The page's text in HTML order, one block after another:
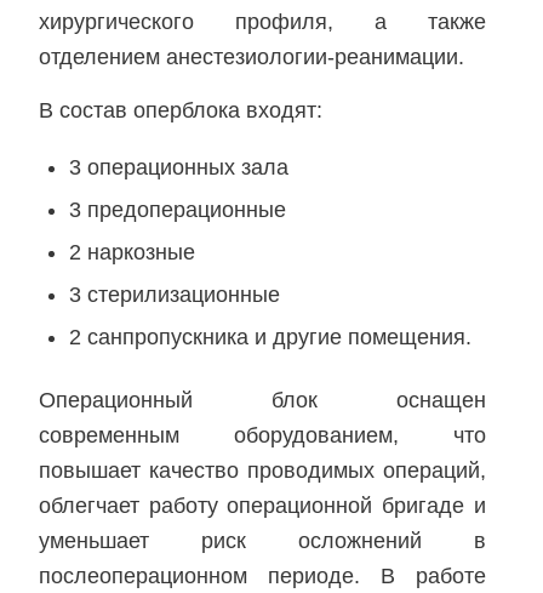
хирургического профиля, а также
отделением анестезиологии-реанимации.
В состав оперблока входят:
3 операционных зала
3 предоперационные
2 наркозные
3 стерилизационные
2 санпропускника и другие помещения.
Операционный блок оснащен
современным оборудованием, что
повышает качество проводимых операций,
облегчает работу операционной бригаде и
уменьшает риск осложнений в
послеоперационном периоде. В работе